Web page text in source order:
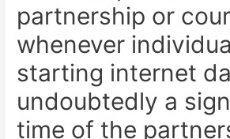
partnership or
whenever
starting internet
undoubtedly a
time of the